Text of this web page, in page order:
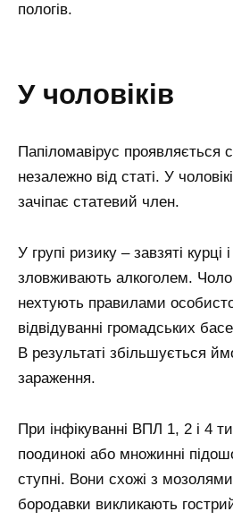
пологів.
у чоловіків
Папіломавірус
незалежно від статі. У
зачіпає статевий член.
У групі ризику – завзяті
зловживають алкоголем.
нехтують правилами
відвідуванні громадських
В результаті збільшується
зараження.
При інфікуванні ВПЛ 1, 2 і 4
поодинокі або множинні
ступні. Вони схожі з
бородавки викликають